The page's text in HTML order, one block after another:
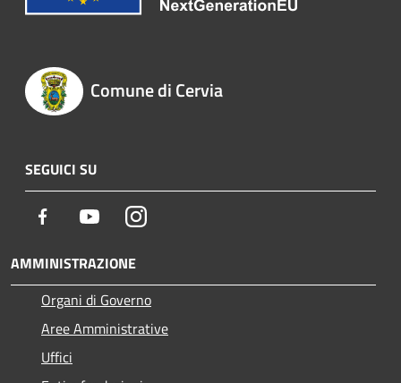
Comune di Cervia
SEGUICI SU
Facebook YoutubeInstagram
AMMINISTRAZIONE
Organi di Governo
Aree Amministrative
Uffici